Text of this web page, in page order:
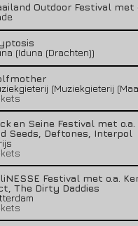
Outdoor Festival met
(Iduna (Drachten))
(Muziekgieterij
en Seine Festival met
Seeds, Deftones, Interpol
Festival met o.a.
The Dirty Daddies